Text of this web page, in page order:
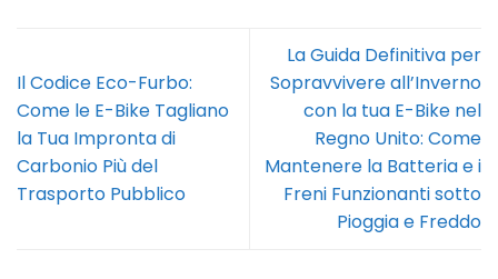
Il Codice Eco-Furbo:
Come le E-Bike Tagliano
la Tua Impronta di
Carbonio Più del
Trasporto Pubblico
La Guida Definitiva per
Sopravvivere all’Inverno
con la tua E-Bike nel
Regno Unito: Come
Mantenere la Batteria e i
Freni Funzionanti sotto
Pioggia e Freddo